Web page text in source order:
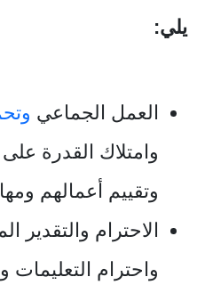
يلي:
العمل الجماعي
وامتلاك القدرة
وتقييم أعمالهم
الاحترام والتقدير
واحترام التعليمات